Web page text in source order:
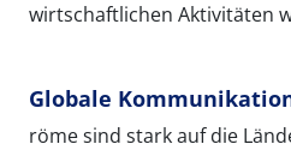
wirtschaftlichen Aktivitäten
Globale
röme sind stark auf die